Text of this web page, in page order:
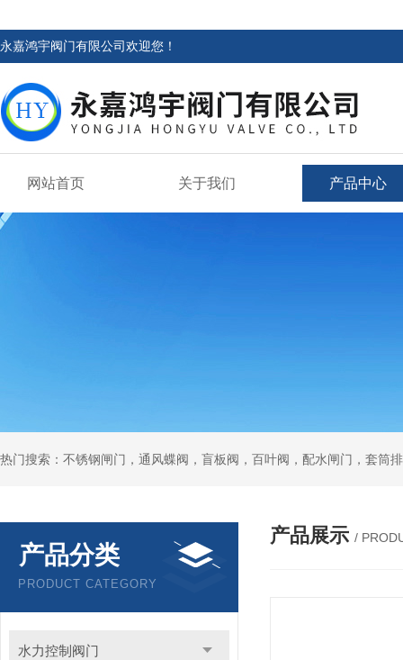
永嘉鸿宇阀门有限公司欢迎您！
网站首页 关于我们 产品中心
热门搜索：不锈钢闸门，通风蝶阀，盲板阀，百叶阀，配水闸门，套筒
产品分类
PRODUCT CATEGORY
水力控制阀门
产品展示 /